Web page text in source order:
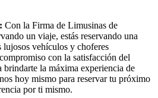
Con la Firma de Limusinas de
un viaje, estás reservando una
lujosos vehículos y choferes
con la satisfacción del
brindarte la máxima experiencia de
hoy mismo para reservar tu próximo
por ti mismo.